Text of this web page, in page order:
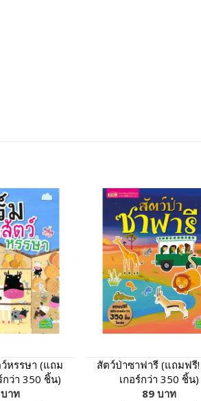
หรรษา (แถม
กว่า 350 ชิ้น)
าท
สัตว์ป่าซาฟารี (แถมฟรี
เกอร์กว่า 350 ชิ้น)
89 บาท